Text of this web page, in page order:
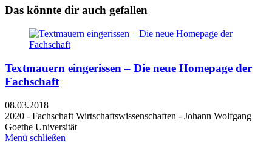
Das könnte dir auch gefallen
Textmauern eingerissen – Die neue Homepage der
Fachschaft
08.03.2018
2020 - Fachschaft Wirtschaftswissenschaften - Johann Wolfgang
Goethe Universität
Menü schließen